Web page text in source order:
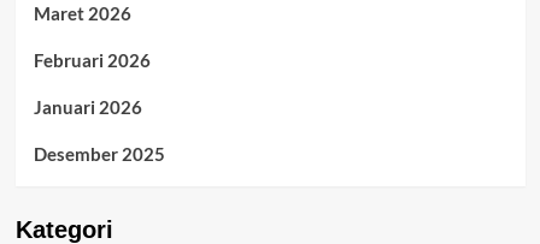
Maret 2026
Februari 2026
Januari 2026
Desember 2025
Kategori